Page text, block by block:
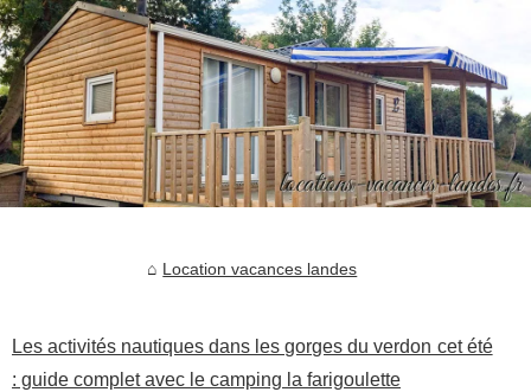
Location vacances landes
Les activités nautiques dans les gorges du verdon cet été
: guide complet avec le camping la farigoulette